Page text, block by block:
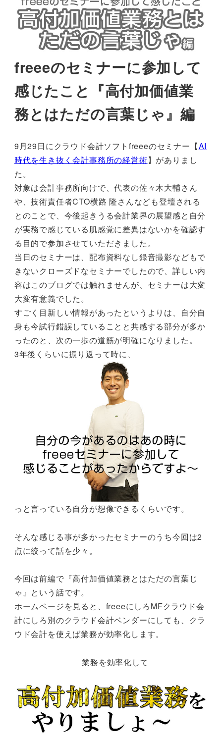
freeeのセミナーに参加して
感じたこと『高付加価値業
務とはただの言葉じゃ』編
9月29日にクラウド会計ソフトfreeeのセミナー【AI
時代を生き抜く会計事務所の経営術】がありまし
た。
対象は会計事務所向けで、代表の佐々木大輔さん
や、技術責任者CTO横路 隆さんなども登壇される
とのことで、今後起きうる会計業界の展望感と自分
が実務で感じている肌感覚に差異はないかを確認す
る目的で参加させていただきました。
当日のセミナーは、配布資料なし録音撮影などもで
きないクローズドなセミナーでしたので、詳しい内
容はこのブログでは触れませんが、セミナーは大変
大変有意義でした。
すごく目新しい情報があったというよりは、自分自
身も今試行錯誤していることと共感する部分が多か
ったのと、次の一歩の道筋が明確になりました。
3年後くらいに振り返って時に、
っと言っている自分が想像できるくらいです。
そんな感じる事が多かったセミナーのうち今回は2
点に絞って話を少々。
今回は前編で『高付加価値業務とはただの言葉じ
ゃ』という話です。
ホームページを見ると、freeeにしろMFクラウド会
計にしろ別のクラウド会計ベンダーにしても、クラ
ウド会計を使えば業務が効率化します。
業務を効率化して